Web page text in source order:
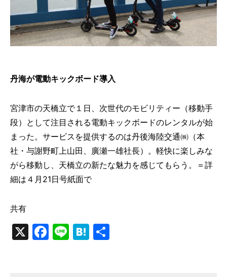
丹海が電動キックボード導入
宮津市の天橋立で１日、次世代のモビリティー（移動手
段）として注目される電動キックボードのレンタルが始
まった。サービスを提供するのは丹後海陸交通㈱（本
社・与謝野町上山田、廣瀬一雄社長）。軽快に楽しみな
がら移動し、天橋立の新たな魅力を感じてもらう。＝詳
細は４月21日号紙面で
共有
X Facebook
LineHatena